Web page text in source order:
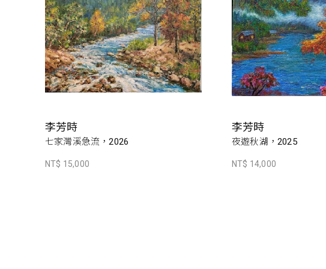
李芳時
七家灣溪急流，2026
NT$ 15,000
李芳時
夜遊秋湖，2025
NT$ 14,000